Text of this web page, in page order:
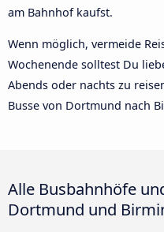
am Bahnhof kaufst.
Wenn möglich, vermeide
Wochenende solltest Du
Abends oder nachts zu
Busse von Dortmund nach
Alle Busbahnhöfe
Dortmund und